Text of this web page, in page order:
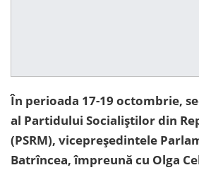
În perioada 17-19 octombrie,
al Partidului Socialiștilor din
(PSRM), vicepreședintele
Batrîncea, împreună cu Olga